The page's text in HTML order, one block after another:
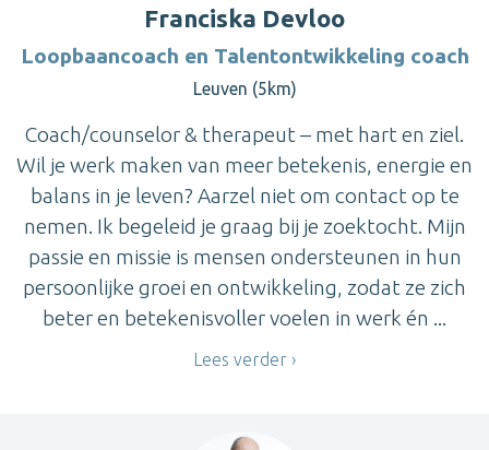
Franciska Devloo
Loopbaancoach en Talentontwikkeling coach
Leuven (5km)
Coach/counselor & therapeut – met hart en ziel.
Wil je werk maken van meer betekenis, energie en
balans in je leven? Aarzel niet om contact op te
nemen. Ik begeleid je graag bij je zoektocht. Mijn
passie en missie is mensen ondersteunen in hun
persoonlijke groei en ontwikkeling, zodat ze zich
beter en betekenisvoller voelen in werk én ...
Lees verder